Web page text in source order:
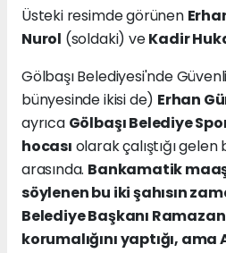
Üsteki resimde görünen
Nurol (soldaki) veKadir
Gölbaşı Belediyesi'nde
bünyesinde ikisi de) Erhan
ayrıca Gölbaşı Belediye
hocası olarak çalıştığı gelen
arasında. Bankamatik
söylenen bu iki şahısın
Belediye Başkanı
korumalığını yaptığı,